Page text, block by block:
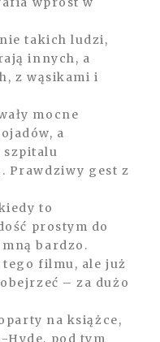
takich ludzi,
innych, a
z wąsikami i
mocne
a
szpitalu
Prawdziwy gest z
to
prostym do
mną bardzo.
tego filmu, ale już
– za dużo
na książce,
Hyde, pod tym